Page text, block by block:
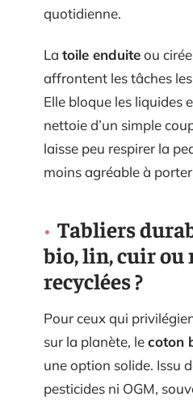
quotidienne.
La toile enduiteou
affrontent les tâches
Elle bloque les liquides
nettoie d’un simple
laisse peu respirer la
moins agréable à
Tabliers
bio, lin, cuir ou
recyclées ?
Pour ceux qui
sur la planète, lecoton
une option solide. Issu
pesticides ni OGM,